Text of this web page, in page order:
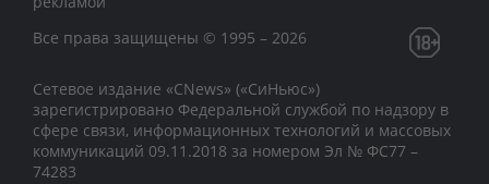
Все права защищены © 1995 – 2026
Сетевое издание «CNews» («СиНьюс»)
зарегистрировано Федеральной службой по надзору в
сфере связи, информационных технологий и массовых
коммуникаций 09.11.2018 за номером Эл № ФС77 –
74283